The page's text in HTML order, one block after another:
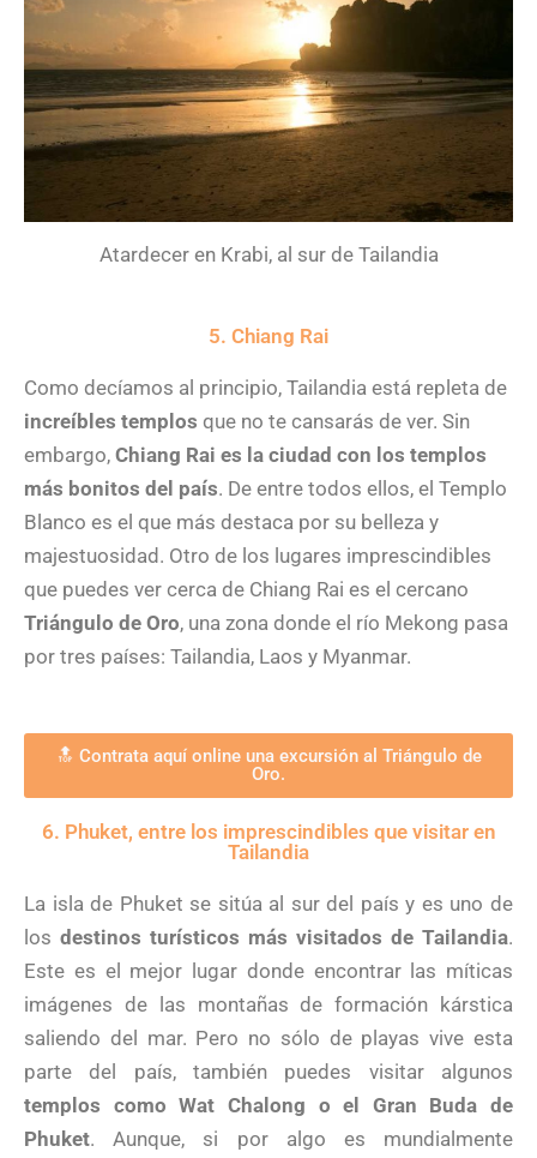
Atardecer en Krabi, al sur de Tailandia
5. Chiang Rai
Como decíamos al principio, Tailandia está repleta de
increíbles templos que no te cansarás de ver. Sin
embargo, Chiang Rai es la ciudad con los templos
más bonitos del país. De entre todos ellos, el Templo
Blanco es el que más destaca por su belleza y
majestuosidad. Otro de los lugares imprescindibles
que puedes ver cerca de Chiang Rai es el cercano
Triángulo de Oro, una zona donde el río Mekong pasa
por tres países: Tailandia, Laos y Myanmar.
🔝 Contrata aquí online una excursión al Triángulo de
Oro.
6. Phuket, entre los imprescindibles que visitar en
Tailandia
La isla de Phuket se sitúa al sur del país y es uno de
los destinos turísticos más visitados de Tailandia.
Este es el mejor lugar donde encontrar las míticas
imágenes de las montañas de formación kárstica
saliendo del mar. Pero no sólo de playas vive esta
parte del país, también puedes visitar algunos
templos como Wat Chalong o el Gran Buda de
Phuket. Aunque, si por algo es mundialmente